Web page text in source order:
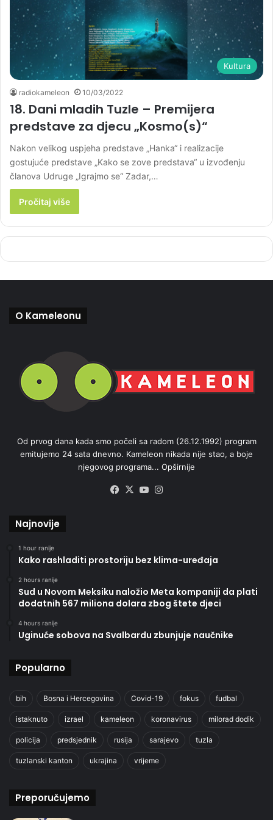
Kultura
radiokameleon 10/03/2022
18. Dani mladih Tuzle – Premijera
predstave za djecu „Kosmo(s)“
Nakon velikog uspjeha predstave „Hanka“ i realizacije
gostujuće predstave „Kako se zove predstava“ u izvođenju
članova Udruge „Igrajmo se“ Zadar,…
Pročitaj više
O Kameleonu
Od prvog dana kada smo počeli sa radom (26.12.1992) program
emitujemo 24 sata dnevno. Kameleon nikada nije stao, a boje
njegovog programa... Opširnije
Facebook
X YouTube
Najnovije
1 hour ranije
Kako rashladiti prostoriju bez klima-uređaja
2 hours ranije
Sud u Novom Meksiku naložio Meta kompaniji da plati
dodatnih 567 miliona dolara zbog štete djeci
4 hours ranije
Uginuće sobova na Svalbardu zbunjuje naučnike
Popularno
bih Bosna i Hercegovina Covid-19 fokus fudbal
istaknuto izrael kameleon koronavirus milorad dodik
policija predsjednik rusija sarajevo tuzla
tuzlanski kanton ukrajina vrijeme
Preporučujemo